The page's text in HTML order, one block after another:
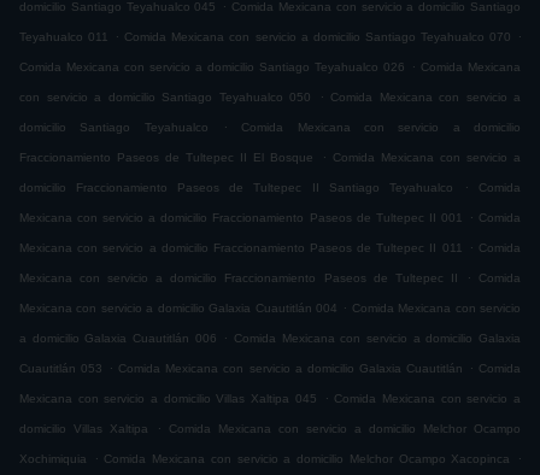
domicilio Santiago Teyahualco 045 . Comida Mexicana con servicio a domicilio Santiago
Teyahualco 011 . Comida Mexicana con servicio a domicilio Santiago Teyahualco 070 .
Comida Mexicana con servicio a domicilio Santiago Teyahualco 026 . Comida Mexicana
con servicio a domicilio Santiago Teyahualco 050 . Comida Mexicana con servicio a
domicilio Santiago Teyahualco . Comida Mexicana con servicio a domicilio
Fraccionamiento Paseos de Tultepec II El Bosque . Comida Mexicana con servicio a
domicilio Fraccionamiento Paseos de Tultepec II Santiago Teyahualco . Comida
Mexicana con servicio a domicilio Fraccionamiento Paseos de Tultepec II 001 . Comida
Mexicana con servicio a domicilio Fraccionamiento Paseos de Tultepec II 011 . Comida
Mexicana con servicio a domicilio Fraccionamiento Paseos de Tultepec II . Comida
Mexicana con servicio a domicilio Galaxia Cuautitlán 004 . Comida Mexicana con servicio
a domicilio Galaxia Cuautitlán 006 . Comida Mexicana con servicio a domicilio Galaxia
Cuautitlán 053 . Comida Mexicana con servicio a domicilio Galaxia Cuautitlán . Comida
Mexicana con servicio a domicilio Villas Xaltipa 045 . Comida Mexicana con servicio a
domicilio Villas Xaltipa . Comida Mexicana con servicio a domicilio Melchor Ocampo
Xochimiquia . Comida Mexicana con servicio a domicilio Melchor Ocampo Xacopinca .